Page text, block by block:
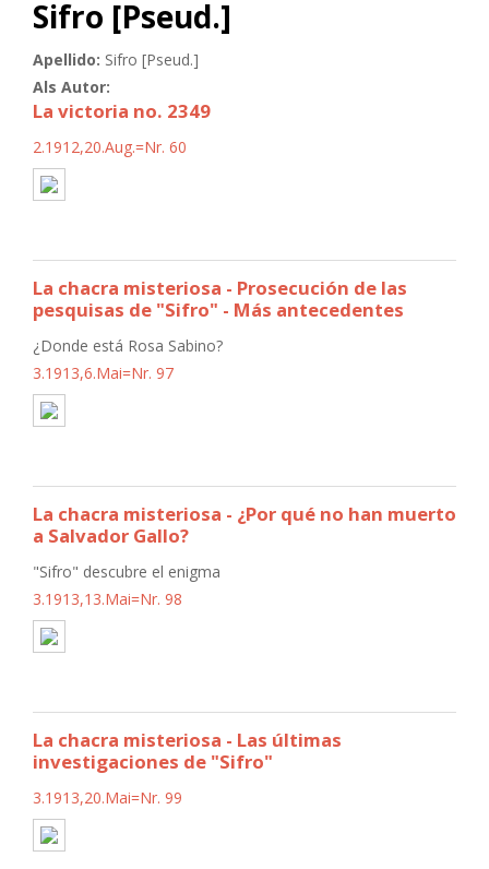
Sifro [Pseud.]
Apellido: Sifro [Pseud.]
Als Autor:
La victoria no. 2349
2.1912,20.Aug.=Nr. 60
La chacra misteriosa - Prosecución de las
pesquisas de "Sifro" - Más antecedentes
¿Donde está Rosa Sabino?
3.1913,6.Mai=Nr. 97
La chacra misteriosa - ¿Por qué no han muerto
a Salvador Gallo?
"Sifro" descubre el enigma
3.1913,13.Mai=Nr. 98
La chacra misteriosa - Las últimas
investigaciones de "Sifro"
3.1913,20.Mai=Nr. 99